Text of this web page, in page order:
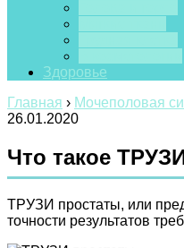
Здоровье
Главная › Мочеполовая
26.01.2020
Что такое
ТРУЗИ простаты, или
точности результатов